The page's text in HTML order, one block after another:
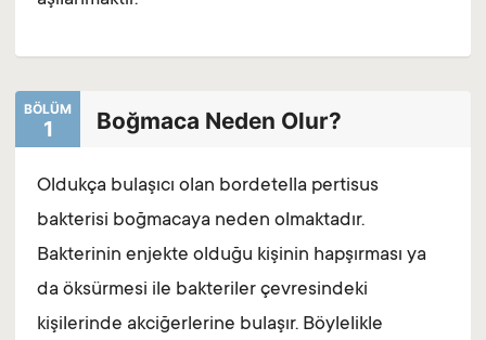
BÖLÜM
1 Boğmaca Neden Olur?
Oldukça bulaşıcı olan bordetella pertisus
bakterisi boğmacaya neden olmaktadır.
Bakterinin enjekte olduğu kişinin hapşırması ya
da öksürmesi ile bakteriler çevresindeki
kişilerinde akciğerlerine bulaşır. Böylelikle